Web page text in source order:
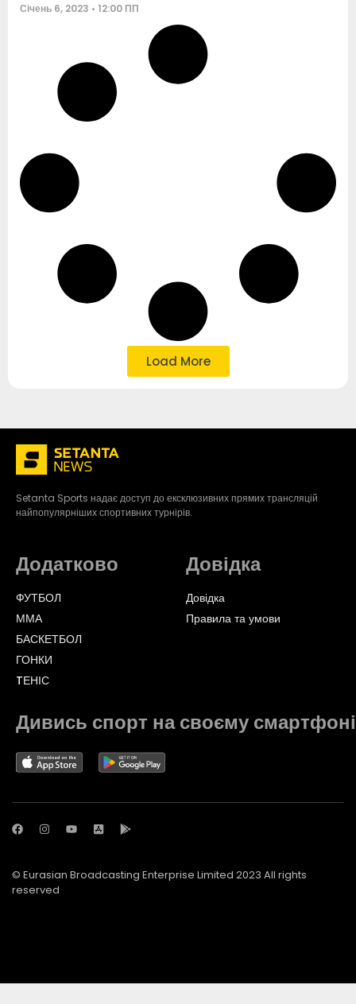
Січень 6, 2023 12:00 ПП
Load More
Setanta Sports надає доступ до ексклюзивних прямих трансляцій
найпопулярніших спортивних турнірів.
Додатково
ФУТБОЛ
ММА
БАСКЕТБОЛ
ГОНКИ
TЕНІС
Довідка
Довідка
Правила та умови
Дивись спорт на своєму смартфоні
© Eurasian Broadcasting Enterprise Limited 2023 All rights
reserved